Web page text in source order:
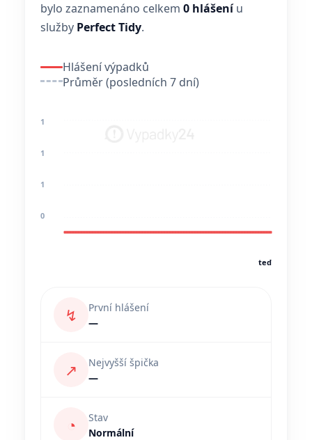
bylo zaznamenáno celkem 0 hlášeníu
služby Perfect Tidy.
Hlášení výpadků
Průměr (posledních 7 dní)
1
1
1
0
teď
↯
První hlášení
—
↗
Nejvyšší špička
—
◔
Stav
Normální